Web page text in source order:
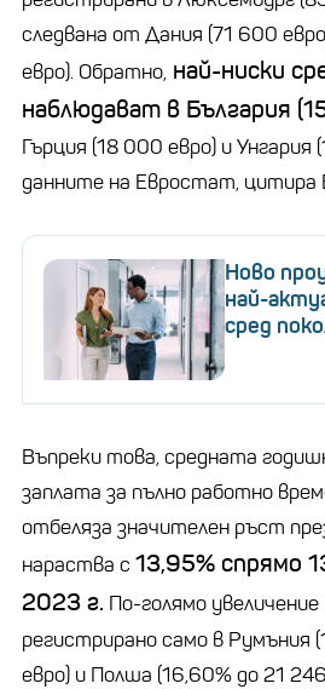
следвана от Дания (71 600
евро). Обратно, най-ниски
наблюдават в България
Гърция (18 000 евро) и Унгария
данните на Евростат, цитира
Ново
най-
сред
Въпреки това, средната
заплата за пълно работно
отбеляза значителен ръст
нараства с 13,95% спрямо
2023 г. По-голямо
регистрирано само в Румъния
евро) и Полша (16,60% до 21